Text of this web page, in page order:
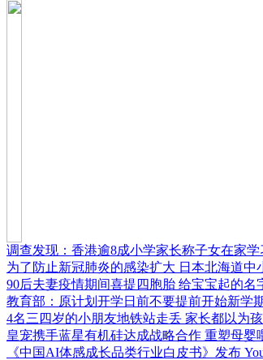
调查发现：香港逾8成小学家长称子女在家
为了防止新冠肺炎的感染扩大 日本北海道中
90后夫妻疫情期间喜提四胞胎 给宝宝起的名
教育部：原计划开学日前不要提前开始新学
4名三四岁的小朋友地铁站走丢 家长都以为
皇宠携手蓝星有机硅达成战略合作 重塑母婴
《中国AI体感成长品类行业白皮书》发布